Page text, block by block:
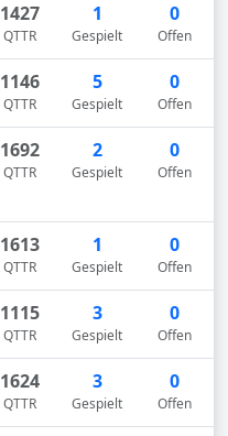
1427
QTTR
1
Gespielt
0
Offen
1146
QTTR
5
Gespielt
0
Offen
1692
QTTR
2
Gespielt
0
Offen
1613
QTTR
1
Gespielt
0
Offen
1115
QTTR
3
Gespielt
0
Offen
1624
QTTR
3
Gespielt
0
Offen